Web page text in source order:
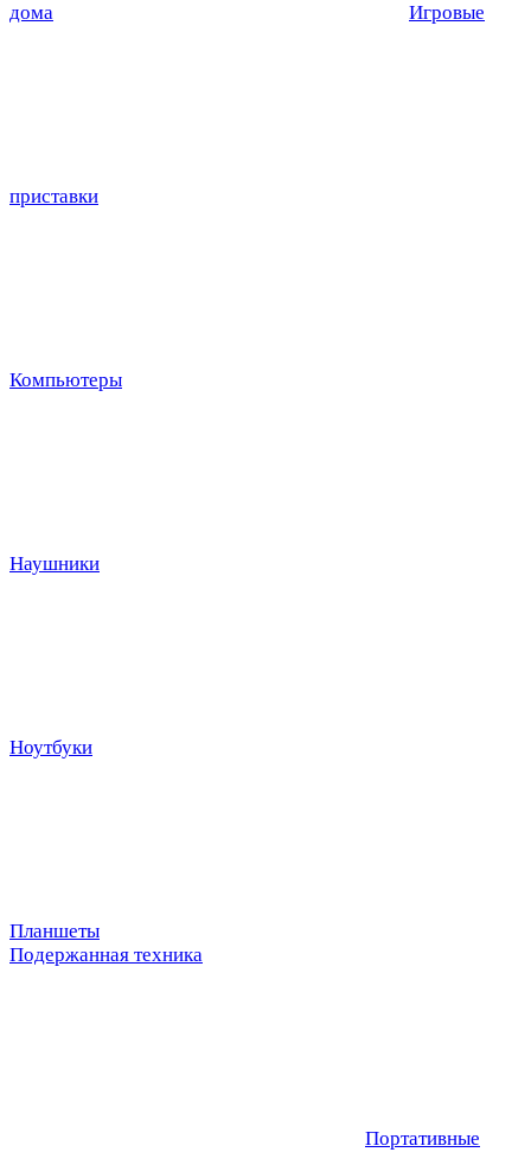
дома Игровые
приставки
Компьютеры
Наушники
Ноутбуки
Планшеты
Подержанная техника
Портативные